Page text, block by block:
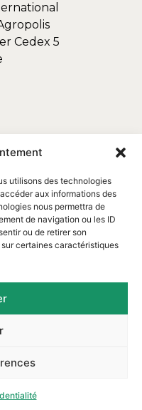
utilisons des technologies
aux informations des
nous permettra de
de navigation ou les ID
ou de retirer son
certaines caractéristiques
Cedex 5
des données